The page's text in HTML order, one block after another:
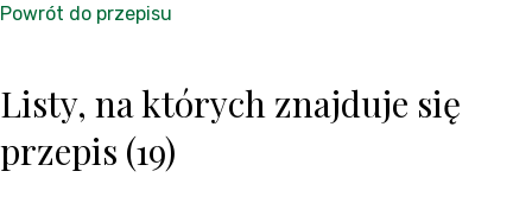
Powrót do przepisu
Listy, na których znajduje się
przepis (19)